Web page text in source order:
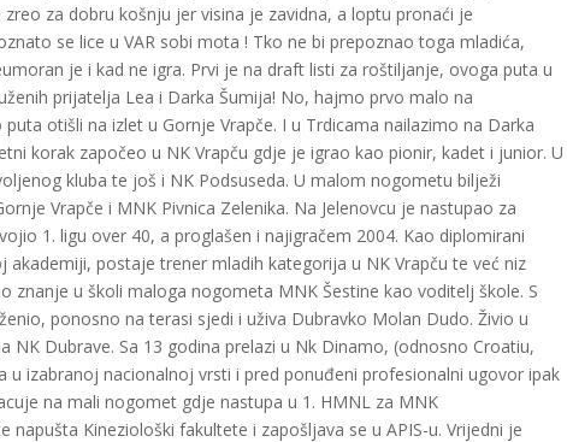
za dobru košnju jer visina je zavidna, a loptu pronaći je
se lice u VAR sobi mota ! Tko ne bi prepoznao toga mladića,
je i kad ne igra. Prvi je na draft listi za roštiljanje, ovoga puta u
prijatelja Lea i Darka Šumija! No, hajmo prvo malo na
otišli na izlet u Gornje Vrapče. I u Trdicama nailazimo na Darka
korak započeo u NK Vrapču gdje je igrao kao pionir, kadet i junior. U
kluba te još i NK Podsuseda. U malom nogometu bilježi
Vrapče i MNK Pivnica Zelenika. Na Jelenovcu je nastupao za
1. ligu over 40, a proglašen i najigračem 2004. Kao diplomirani
postaje trener mladih kategorija u NK Vrapču te već niz
u školi maloga nogometa MNK Šestine kao voditelj škole. S
ponosno na terasi sjedi i uživa Dubravko Molan Dudo. Živio u
Dubrave. Sa 13 godina prelazi u Nk Dinamo, (odnosno Croatiu,
u izabranoj nacionalnoj vrsti i pred ponuđeni profesionalni ugovor ipak
na mali nogomet gdje nastupa u 1. HMNL za MNK
Kineziološki fakultete i zapošljava se u APIS-u. Vrijedni je